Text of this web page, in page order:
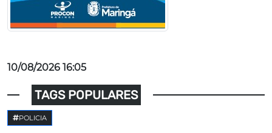
10/08/2026 16:05
TAGS POPULARES
POLICIA